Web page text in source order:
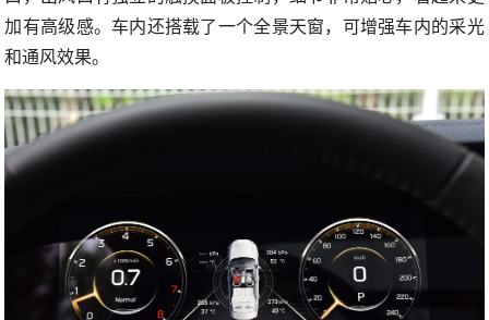
加有高级感。车内还搭载了一个全景天窗，可增强车内的采光
和通风效果。